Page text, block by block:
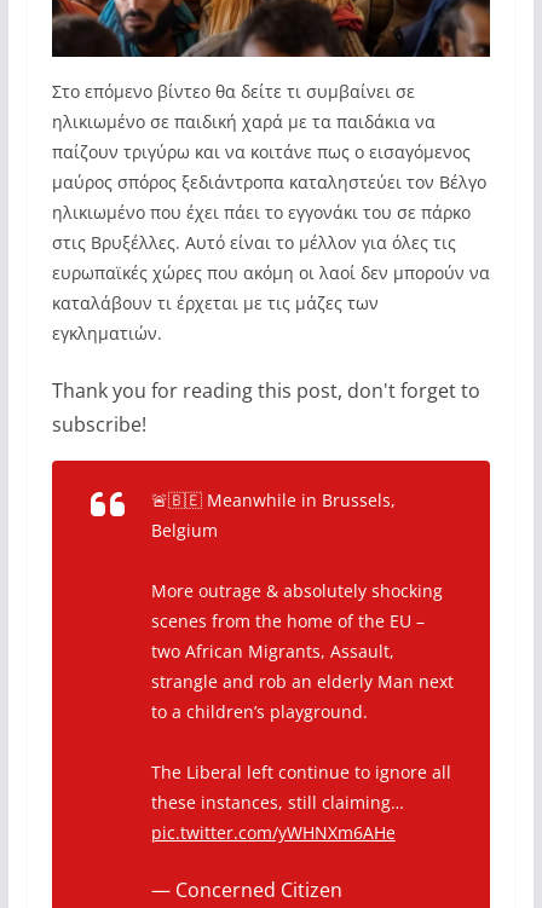
Στο επόμενο βίντεο θα δείτε τι συμβαίνει σε
ηλικιωμένο σε παιδική χαρά με τα παιδάκια να
παίζουν τριγύρω και να κοιτάνε πως ο εισαγόμενος
μαύρος σπόρος ξεδιάντροπα καταληστεύει τον Βέλγο
ηλικιωμένο που έχει πάει το εγγονάκι του σε πάρκο
στις Βρυξέλλες. Αυτό είναι το μέλλον για όλες τις
ευρωπαϊκές χώρες που ακόμη οι λαοί δεν μπορούν να
καταλάβουν τι έρχεται με τις μάζες των
εγκληματιών.
Thank you for reading this post, don't forget to
subscribe!
🚨🇧🇪 Meanwhile in Brussels,
Belgium
More outrage & absolutely shocking
scenes from the home of the EU –
two African Migrants, Assault,
strangle and rob an elderly Man next
to a children’s playground.
The Liberal left continue to ignore all
these instances, still claiming…
pic.twitter.com/yWHNXm6AHe
— Concerned Citizen